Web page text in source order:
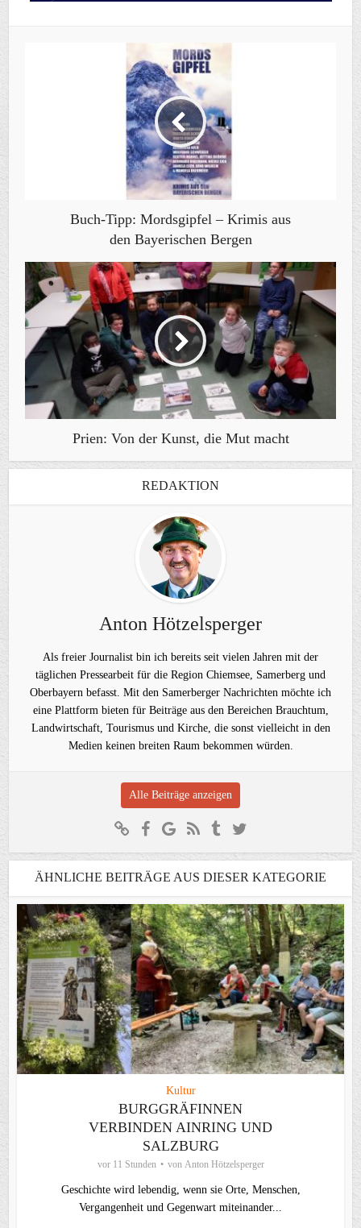
Buch-Tipp: Mordsgipfel – Krimis aus
den Bayerischen Bergen
Prien: Von der Kunst, die Mut macht
REDAKTION
Anton Hötzelsperger
Als freier Journalist bin ich bereits seit vielen Jahren mit der
täglichen Pressearbeit für die Region Chiemsee, Samerberg und
Oberbayern befasst. Mit den Samerberger Nachrichten möchte ich
eine Plattform bieten für Beiträge aus den Bereichen Brauchtum,
Landwirtschaft, Tourismus und Kirche, die sonst vielleicht in den
Medien keinen breiten Raum bekommen würden.
Alle Beiträge anzeigen
ÄHNLICHE BEITRÄGE AUS DIESER KATEGORIE
Kultur
BURGGRÄFINNEN
VERBINDEN AINRING UND
SALZBURG
vor 11 Stunden von Anton Hötzelsperger
Geschichte wird lebendig, wenn sie Orte, Menschen,
Vergangenheit und Gegenwart miteinander...